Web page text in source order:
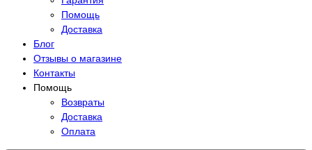
Помощь
Доставка
Блог
Отзывы о магазине
Контакты
Помощь
Возвраты
Доставка
Оплата